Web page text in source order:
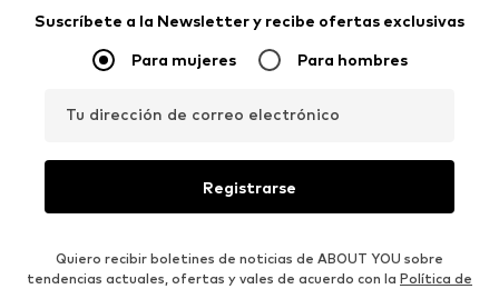
Suscríbete a la Newsletter y recibe ofertas exclusivas
Para mujeres Para hombres
Tu dirección de correo electrónico
Registrarse
Quiero recibir boletines de noticias de ABOUT YOU sobre
tendencias actuales, ofertas y vales de acuerdo con la Política de